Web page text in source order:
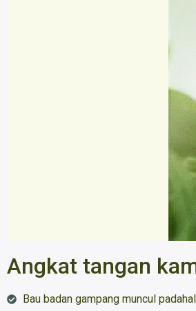
Angkat tangan
Bau badan gampang muncul